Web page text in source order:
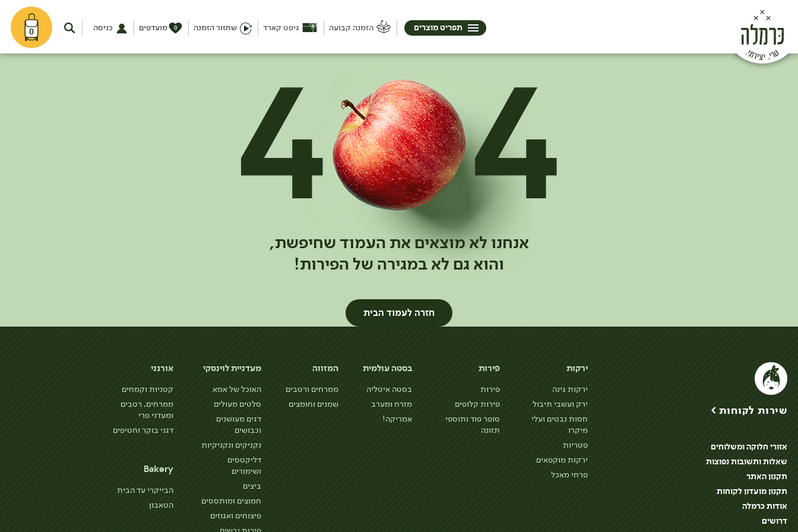
0 הזמנה קבועה גיפט קארד שחזור הזמנה מועדפים 0 כניסה תפריט מוצרים
אנחנו לא מוצאים את העמוד שחיפשת,
והוא גם לא במגירה של הפירות!
חזרה לעמוד הבית
ירקות
ירקות גינה
ירק ועשבי תיבול
חסות נבטים ועלי
מיקרו
פטריות
ירקות מוקפאים
פרחי מאכל
פירות
פירות
פירות קלופים
סופר פוד ותוספי
תזונה
בסטה עולמית
בסטה איטליה
מזרח ומערב
אמריקה!
המזווה
ממרחים ורטבים
שמנים וחומצים
מעדניית לוינסקי
האוכל של אמא
סלטים מעולים
דגים מעושנים
וכבושים
נקניקים ונקניקיות
דליקטסים
ושימורים
ביצים
חמוצים ומותססים
פיצוחים ואגוזים
אורגני
קטניות וקמחים
ממרחים, רטבים
ומעדני פרי
דגני בוקר וחטיפים
Bakery
הבייקרי עד הבית
הטאבון
שירות לקוחות >
אזורי חלוקה ומשלוחים
שאלות ותשובות נפוצות
תקנון האתר
תקנון מועדון לקוחות
אודות כרמלה
דרושים